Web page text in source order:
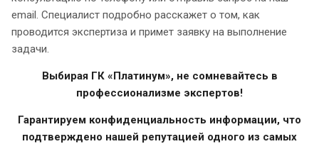
email. Специалист подробно расскажет о том, как
проводится экспертиза и примет заявку на выполнение
задачи.
Выбирая ГК «Платинум», не сомневайтесь в
профессионализме экспертов!
Гарантируем конфиденциальность информации, что
подтверждено нашей репутацией одного из самых